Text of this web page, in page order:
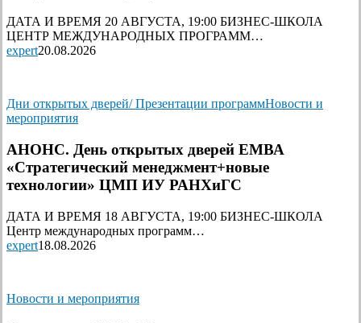
ДАТА И ВРЕМЯ 20 АВГУСТА, 19:00 БИЗНЕС-ШКОЛА
ЦЕНТР МЕЖДУНАРОДНЫХ ПРОГРАММ…
expert20.08.2026
Дни открытых дверей/ Презентации программНовости и
мероприятия
АНОНС. День открытых дверей ЕМВА
«Стратегический менеджмент+новые
технологии» ЦМП ИУ РАНХиГС
ДАТА И ВРЕМЯ 18 АВГУСТА, 19:00 БИЗНЕС-ШКОЛА
Центр международных программ…
expert18.08.2026
Новости и мероприятия